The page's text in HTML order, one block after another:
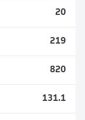
20
219
820
131.1